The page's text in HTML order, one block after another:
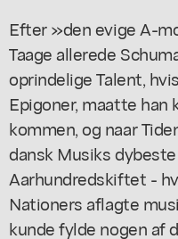
Efter »den evige A-
Taage allerede
oprindelige Talent,
Epigoner, maatte han
kommen, og naar
dansk Musiks
Aarhundredskiftet -
Nationers aflagte
kunde fylde nogen af